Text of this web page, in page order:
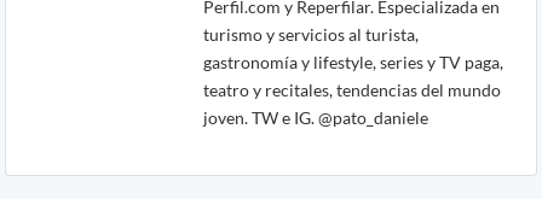
Perfil.com y Reperfilar. Especializada en
turismo y servicios al turista,
gastronomía y lifestyle, series y TV paga,
teatro y recitales, tendencias del mundo
joven. TW e IG. @pato_daniele